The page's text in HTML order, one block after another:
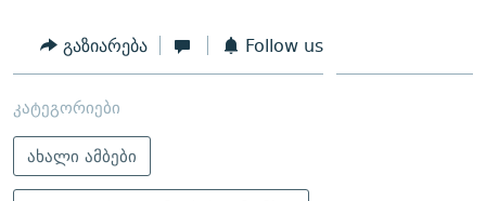
გაზიარება Follow us
კატეგორიები
ახალი ამბები